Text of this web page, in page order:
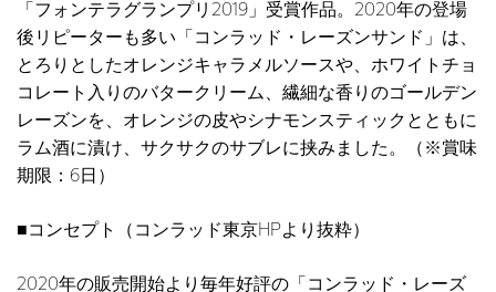
「フォンテラグランプリ2019」受賞作品。2020年の登場
後リピーターも多い「コンラッド・レーズンサンド」は、
とろりとしたオレンジキャラメルソースや、ホワイトチョ
コレート入りのバタークリーム、繊細な香りのゴールデン
レーズンを、オレンジの皮やシナモンスティックとともに
ラム酒に漬け、サクサクのサブレに挟みました。（※賞味
期限：6日）
■コンセプト（コンラッド東京HPより抜粋）
2020年の販売開始より毎年好評の「コンラッド・レーズ